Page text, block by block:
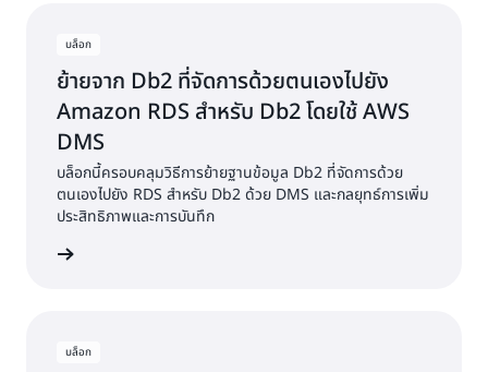
บล็อก
ย้ายจาก Db2 ที่จัดการด้วยตนเองไปยัง
Amazon RDS สำหรับ Db2 โดยใช้ AWS
DMS
บล็อกนี้ครอบคลุมวิธีการย้ายฐานข้อมูล Db2 ที่จัดการด้วย
ตนเองไปยัง RDS สำหรับ Db2 ด้วย DMS และกลยุทธ์การเพิ่ม
ประสิทธิภาพและการบันทึก
บล็อก